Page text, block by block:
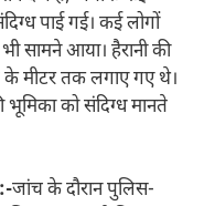
पाई गई। कई लोगों
सामने आया। हैरानी की
के मीटर तक लगाए गए थे।
को संदिग्ध मानते
जांच के दौरान पुलिस-